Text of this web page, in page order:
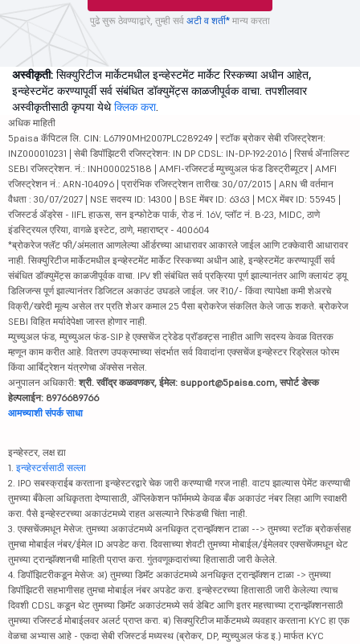
पुढे सुरू ठेवण्याद्वारे, तुम्ही सर्व अटी व शर्ती* मान्य करता
अस्वीकृती: सिक्युरिटीज मार्केटमधील इन्व्हेस्टमेंट मार्केट रिस्कच्या अधीन आहेत,
इन्व्हेस्टमेंट करण्यापूर्वी सर्व संबंधित डॉक्युमेंट्स काळजीपूर्वक वाचा. तपशीलवार
अस्वीकृतीसाठी कृपया येथेक्लिक करा.
अधिक माहिती
5paisa कॅपिटल लि. CIN: L67190MH2007PLC289249 | स्टॉक ब्रोकर सेबी रजिस्ट्रेशन:
INZ000010231 | सेबी डिपॉझिटरी रजिस्ट्रेशन: IN DP CDSL: IN-DP-192-2016 | रिसर्च ॲनालिस्ट
SEBI रजिस्ट्रेशन. नं.: INH000025188 | AMFI-रजिस्टर्ड म्युच्युअल फंड डिस्ट्रीब्यूटर | AMFI
रजिस्ट्रेशन नं.: ARN-104096 | प्रारंभिक रजिस्ट्रेशन तारीख: 30/07/2015 | ARN ची वर्तमान
वैधता : 30/07/2027 | NSE सदस्य ID: 14300 | BSE मेंबर ID: 6363 | MCX मेंबर ID: 55945 |
रजिस्टर्ड ॲड्रेस - IIFL हाऊस, सन इन्फोटेक पार्क, रोड नं. 16V, प्लॉट नं. B-23, MIDC, ठाणे
इंडस्ट्रियल एरिया, वागळे इस्टेट, ठाणे, महाराष्ट्र - 400604
*ब्रोकरेज फ्लॅट फी/अंमलात आणलेल्या ऑर्डरच्या आधारावर आकारले जाईल आणि टक्केवारी आधारावर
नाही. सिक्युरिटीज मार्केटमधील इन्व्हेस्टमेंट मार्केट रिस्कच्या अधीन आहे, इन्व्हेस्टमेंट करण्यापूर्वी सर्व
संबंधित डॉक्युमेंट्स काळजीपूर्वक वाचा. IPV शी संबंधित सर्व प्रक्रिया पूर्ण झाल्यानंतर आणि क्लायंट ड्यू
डिलिजन्स पूर्ण झाल्यानंतर डिजिटल अकाउंट उघडले जाईल. जर ₹10/- किंवा त्यापेक्षा कमी शेअरचे
विक्री/खरेदी मूल्य असेल तर प्रति शेअर कमाल 25 पैसा ब्रोकरेज संकलित केले जाऊ शकते. ब्रोकरेज
SEBI विहित मर्यादेपेक्षा जास्त होणार नाही.
म्युच्युअल फंड, म्युच्युअल फंड-SIP हे एक्सचेंज ट्रेडेड प्रॉडक्ट्स नाहीत आणि सदस्य केवळ वितरक
म्हणून काम करीत आहे. वितरण उपक्रमाच्या संदर्भात सर्व विवादांना एक्सचेंज इन्व्हेस्टर रिड्रेसल फोरम
किंवा आर्बिट्रेशन यंत्रणेचा ॲक्सेस नसेल.
अनुपालन अधिकारी: श्री. रवींद्र कळवणकर, ईमेल: support@5paisa.com, सपोर्ट डेस्क
हेल्पलाईन: 8976689766
आमच्याशी संपर्क साधा
इन्व्हेस्टर, लक्ष द्या
1. इन्व्हेस्टर्ससाठी सल्ला
2. IPO सबस्क्राईब करताना इन्व्हेस्टरद्वारे चेक जारी करण्याची गरज नाही. वाटप झाल्यास पेमेंट करण्याची
तुमच्या बँकेला अधिकृतता देण्यासाठी, ॲप्लिकेशन फॉर्ममध्ये केवळ बँक अकाउंट नंबर लिहा आणि स्वाक्षरी
करा. पैसे इन्व्हेस्टरच्या अकाउंटमध्ये राहत असल्याने रिफंडची चिंता नाही.
3. एक्सचेंजमधून मेसेज: तुमच्या अकाउंटमध्ये अनधिकृत ट्रान्झॅक्शन टाळा --> तुमच्या स्टॉक ब्रोकर्ससह
तुमचा मोबाईल नंबर/ईमेल ID अपडेट करा. दिवसाच्या शेवटी तुमच्या मोबाईल/ईमेलवर एक्सचेंजमधून थेट
तुमच्या ट्रान्झॅक्शनची माहिती प्राप्त करा. गुंतवणूकदारांच्या हितासाठी जारी केलेले.
4. डिपॉझिटरीकडून मेसेज: अ) तुमच्या डिमॅट अकाउंटमध्ये अनधिकृत ट्रान्झॅक्शन टाळा -> तुमच्या
डिपॉझिटरी सहभागीसह तुमचा मोबाईल नंबर अपडेट करा. इन्व्हेस्टरच्या हितासाठी जारी केलेल्या त्याच
दिवशी CDSL कडून थेट तुमच्या डिमॅट अकाउंटमध्ये सर्व डेबिट आणि इतर महत्त्वाच्या ट्रान्झॅक्शनसाठी
तुमच्या रजिस्टर्ड मोबाईलवर अलर्ट प्राप्त करा. ब) सिक्युरिटीज मार्केटमध्ये व्यवहार करताना KYC हा एक
वेळचा अभ्यास आहे - एकदा सेबी रजिस्टर्ड मध्यस्थ (ब्रोकर, DP, म्युच्युअल फंड इ.) मार्फत KYC